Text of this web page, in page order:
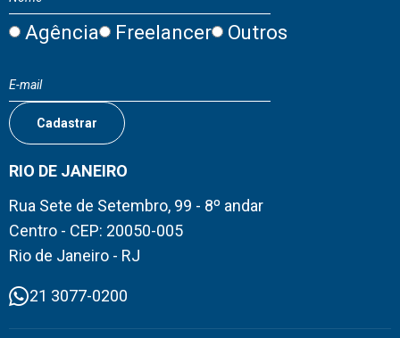
Agência Freelancer Outros
RIO DE JANEIRO
Rua Sete de Setembro, 99 - 8º andar
Centro - CEP: 20050-005
Rio de Janeiro - RJ
21 3077-0200